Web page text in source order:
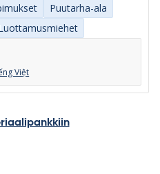
Puutarha-ala
Việt